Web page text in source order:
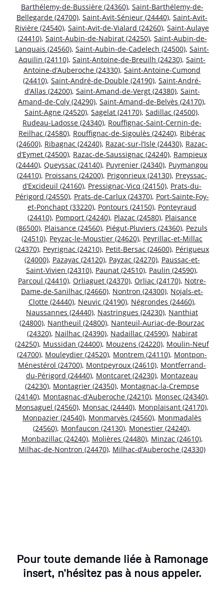
Barthélemy-de-Bussière (24360), Saint-Barthélemy-de-
Bellegarde (24700), Saint-Avit-Sénieur (24440), Saint-Avit-
Rivière (24540), Saint-Avit-de-Vialard (24260), Saint-Aulaye
(24410), Saint-Aubin-de-Nabirat (24250), Saint-Aubin-de-
Lanquais (24560), Saint-Aubin-de-Cadelech (24500), Saint-
Aquilin (24110), Saint-Antoine-de-Breuilh (24230), Saint-
Antoine-d’Auberoche (24330), Saint-Antoine-Cumond
(24410), Saint-André-de-Double (24190), Saint-André-
d’Allas (24200), Saint-Amand-de-Vergt (24380), Saint-
Amand-de-Coly (24290), Saint-Amand-de-Belvès (24170),
Saint-Agne (24520), Sagelat (24170), Sadillac (24500),
Rudeau-Ladosse (24340), Rouffignac-Saint-Cernin-de-
Reilhac (24580), Rouffignac-de-Sigoulès (24240), Ribérac
(24600), Ribagnac (24240), Razac-sur-l’Isle (24430), Razac-
d’Eymet (24500), Razac-de-Saussignac (24240), Rampieux
(24440), Queyssac (24140), Puyrenier (24340), Puymangou
(24410), Proissans (24200), Prigonrieux (24130), Preyssac-
d’Excideuil (24160), Pressignac-Vicq (24150), Prats-du-
Périgord (24550), Prats-de-Carlux (24370), Port-Sainte-Foy-
et-Ponchapt (33220), Pontours (24150), Ponteyraud
(24410), Pomport (24240), Plazac (24580), Plaisance
(86500), Plaisance (24560), Piégut-Pluviers (24360), Pezuls
(24510), Peyzac-le-Moustier (24620), Peyrillac-et-Millac
(24370), Peyrignac (24210), Petit-Bersac (24600), Périgueux
(24000), Pazayac (24120), Payzac (24270), Paussac-et-
Saint-Vivien (24310), Paunat (24510), Paulin (24590),
Parcoul (24410), Orliaguet (24370), Orliac (24170), Notre-
Dame-de-Sanilhac (24660), Nontron (24300), Nojals-et-
Clotte (24440), Neuvic (24190), Négrondes (24460),
Naussannes (24440), Nastringues (24230), Nanthiat
(24800), Nantheuil (24800), Nanteuil-Auriac-de-Bourzac
(24320), Nailhac (24390), Nadaillac (24590), Nabirat
(24250), Mussidan (24400), Mouzens (24220), Moulin-Neuf
(24700), Mouleydier (24520), Montrem (24110), Montpon-
Ménestérol (24700), Montpeyroux (24610), Montferrand-
du-Périgord (24440), Montcaret (24230), Montazeau
(24230), Montagrier (24350), Montagnac-la-Crempse
(24140), Montagnac-d’Auberoche (24210), Monsec (24340),
Monsaguel (24560), Monsac (24440), Monplaisant (24170),
Monpazier (24540), Monmarvès (24560), Monmadalès
(24560), Monfaucon (24130), Monestier (24240),
Monbazillac (24240), Molières (24480), Minzac (24610),
Milhac-de-Nontron (24470), Milhac-d’Auberoche (24330)
Pour toute demande liée à Ramonage
insert, n'hésitez pas à nous appeler.